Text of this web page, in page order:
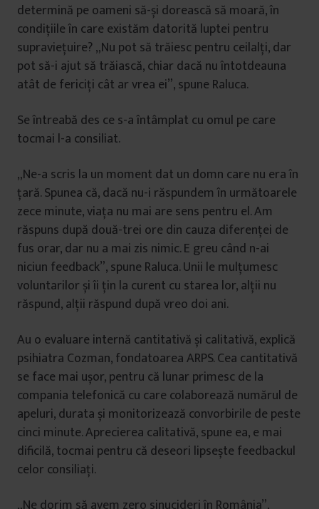
determină pe oameni să-și dorească să moară, în
condițiile în care existăm datorită luptei pentru
supraviețuire? „Nu pot să trăiesc pentru ceilalți, dar
pot să-i ajut să trăiască, chiar dacă nu întotdeauna
atât de fericiți cât ar vrea ei”, spune Raluca.
Se întreabă des ce s-a întâmplat cu omul pe care
tocmai l-a consiliat.
„Ne-a scris la un moment dat un domn care nu era în
țară. Spunea că, dacă nu-i răspundem în următoarele
zece minute, viața nu mai are sens pentru el. Am
răspuns după două-trei ore din cauza diferenței de
fus orar, dar nu a mai zis nimic. E greu când n-ai
niciun feedback”, spune Raluca. Unii le mulțumesc
voluntarilor și îi țin la curent cu starea lor, alții nu
răspund, alții răspund după vreo doi ani.
Au o evaluare internă cantitativă și calitativă, explică
psihiatra Cozman, fondatoarea ARPS. Cea cantitativă
se face mai ușor, pentru că lunar primesc de la
compania telefonică cu care colaborează numărul de
apeluri, durata și monitorizează convorbirile de peste
cinci minute. Aprecierea calitativă, spune ea, e mai
dificilă, tocmai pentru că deseori lipsește feedbackul
celor consiliați.